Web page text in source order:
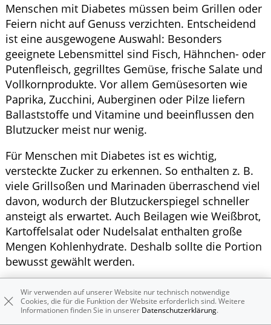
Menschen mit Diabetes müssen beim Grillen oder
Feiern nicht auf Genuss verzichten. Entscheidend
ist eine ausgewogene Auswahl: Besonders
geeignete Lebensmittel sind Fisch, Hähnchen- oder
Putenfleisch, gegrilltes Gemüse, frische Salate und
Vollkornprodukte. Vor allem Gemüsesorten wie
Paprika, Zucchini, Auberginen oder Pilze liefern
Ballaststoffe und Vitamine und beeinflussen den
Blutzucker meist nur wenig.
Für Menschen mit Diabetes ist es wichtig,
versteckte Zucker zu erkennen. So enthalten z. B.
viele Grillsoßen und Marinaden überraschend viel
davon, wodurch der Blutzuckerspiegel schneller
ansteigt als erwartet. Auch Beilagen wie Weißbrot,
Kartoffelsalat oder Nudelsalat enthalten große
Mengen Kohlenhydrate. Deshalb sollte die Portion
bewusst gewählt werden.
Komplett auf Eis, Kuchen oder süße Getränke zu
verzichten ist nicht zwingend notwendig.
Entscheidend ist, die Menge im Blick zu behalten
Wir verwenden auf unserer Website nur technisch notwendige
Cookies, die für die Funktion der Website erforderlich sind. Weitere
Informationen finden Sie in unserer Datenschutzerklärung.